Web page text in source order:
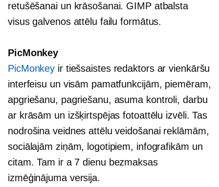
retušēšanai un krāsošanai. GIMP atbalsta
visus galvenos attēlu failu formātus.
PicMonkey
PicMonkey ir tiešsaistes redaktors ar vienkāršu
interfeisu un visām pamatfunkcijām, piemēram,
apgriešanu, pagriešanu, asuma kontroli, darbu
ar krāsām un izšķirtspējas fotoattēlu izvēli. Tas
nodrošina veidnes attēlu veidošanai reklāmām,
sociālajām ziņām, logotipiem, infografikām un
citam. Tam ir a 7 dienu bezmaksas
izmēģinājuma versija.